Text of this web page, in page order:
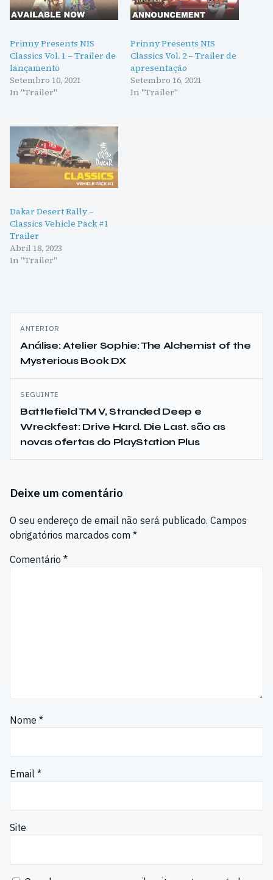
Prinny Presents NIS
Classics Vol. 1 – Trailer de
lançamento
Setembro 10, 2021
In "Trailer"
Prinny Presents NIS
Classics Vol. 2 – Trailer de
apresentação
Setembro 16, 2021
In "Trailer"
Dakar Desert Rally –
Classics Vehicle Pack #1
Trailer
Abril 18, 2023
In "Trailer"
Navegação
de
artigos
ANTERIOR
Análise: Atelier Sophie: The Alchemist of the
Mysterious Book DX
SEGUINTE
Battlefield TM V, Stranded Deep e
Wreckfest: Drive Hard. Die Last. são as
novas ofertas do PlayStation Plus
Deixe um comentário
O seu endereço de email não será publicado. Campos
obrigatórios marcados com *
Comentário *
Nome *
Email *
Site